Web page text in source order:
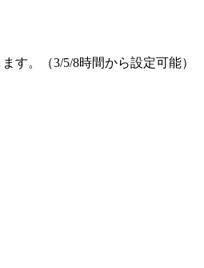
す。（3/5/8時間から設定可能）